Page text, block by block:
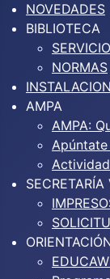
NOVEDADES
BIBLIOTECA
NORMAS
AMPA
AMPA: